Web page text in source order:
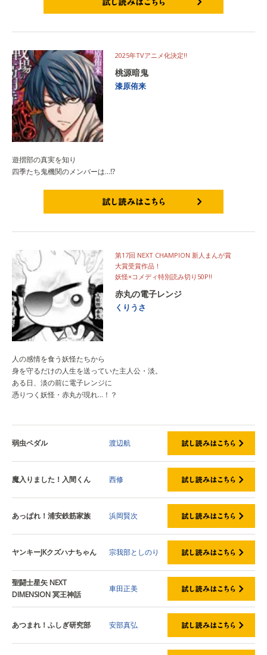
2025年TVアニメ化決定‼
桃源暗鬼
漆原侑来
遊摺部の真実を知り
四季たち鬼機関のメンバーは…⁉
第17回 NEXT CHAMPION 新人まんが賞
大賞受賞作品！
妖怪×コメディ特別読み切り50P‼
赤丸の電子レンジ
くりうさ
人の感情を食う妖怪たちから
身を守るだけの人生を送っていた主人公・淡。
ある日、淡の前に電子レンジに
憑りつく妖怪・赤丸が現れ…！？
弱虫ペダル 渡辺航
魔入りました！入間くん 西修
あっぱれ！浦安鉄筋家族 浜岡賢次
ヤンキーJKクズハナちゃん 宗我部としのり
聖闘士星矢 NEXT
DIMENSION 冥王神話
車田正美
あつまれ！ふしぎ研究部 安部真弘